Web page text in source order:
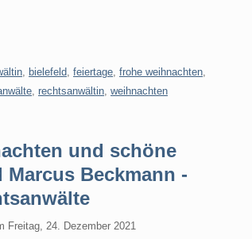
, bielefeld, feiertage, frohe weihnachten,
, rechtsanwältin, weihnachten
und schöne
Beckmann -
Freitag, 24. Dezember 2021